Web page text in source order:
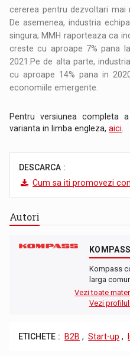
cererea pentru dezvoltari mai
De asemenea, industria
singura; MMH raporteaza ca
creste cu aproape 7% pana
2021.Pe de alta parte,
cu aproape 14% pana in
economiile emergente.
Pentru versiunea completa
varianta in limba engleza,aici
DESCARCA :
Cum sa iti promovezi
Autori
Kompass
larga
Vezi toate
Vezi
ETICHETE : B2B , Start-up ,